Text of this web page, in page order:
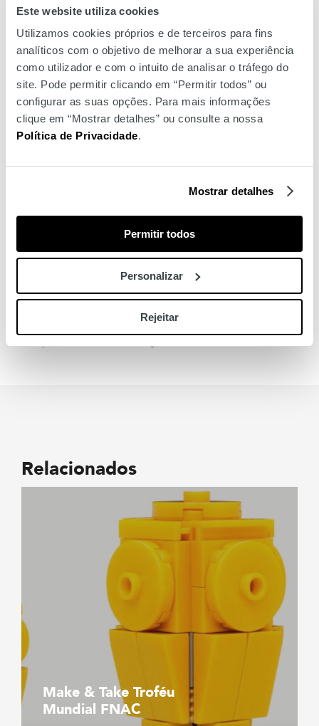
Este website utiliza cookies
Utilizamos cookies próprios e de terceiros para fins
analíticos com o objetivo de melhorar a sua experiência
como utilizador e com o intuito de analisar o tráfego do
site. Pode permitir clicando em “Permitir todos” ou
configurar as suas opções. Para mais informações
clique em “Mostrar detalhes” ou consulte a nossa
Política de Privacidade.
Mostrar detalhes
Permitir todos
Personalizar
Rejeitar
The Ritual of Jing
Recarga para sticks
O que é?
Frasco de recarga para o seu luxuoso difusor. Inclui sticks.
Deite suavemente o conteúdo da recarga no luxuoso difusor
Relacionados
Make & Take Troféu
Mundial FNAC